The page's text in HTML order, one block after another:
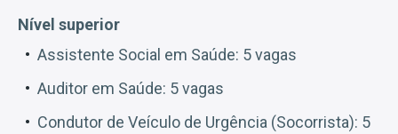
Nível superior
Assistente Social em Saúde: 5 vagas
Auditor em Saúde: 5 vagas
Condutor de Veículo de Urgência (Socorrista): 5